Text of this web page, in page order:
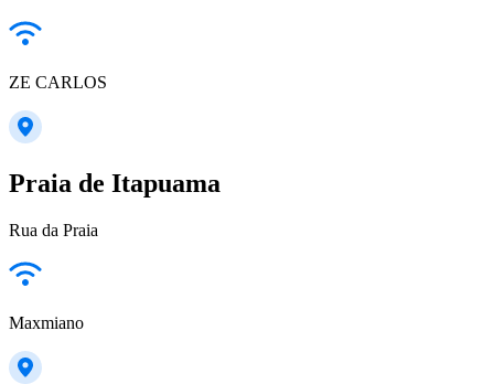
ZE CARLOS
Praia de Itapuama
Rua da Praia
Maxmiano